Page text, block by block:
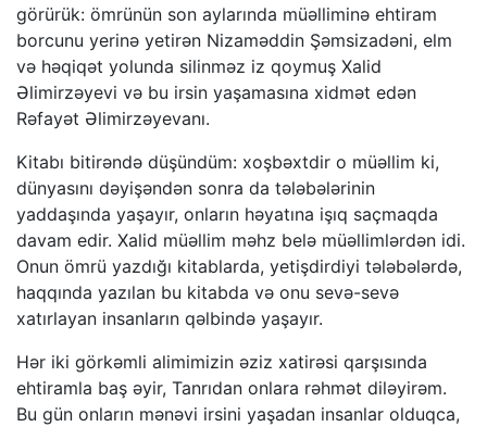
görürük: ömrünün son aylarında müəlliminə ehtiram
borcunu yerinə yetirən Nizaməddin Şəmsizadəni, elm
və həqiqət yolunda silinməz iz qoymuş Xalid
Əlimirzəyevi və bu irsin yaşamasına xidmət edən
Rəfayət Əlimirzəyevanı.
Kitabı bitirəndə düşündüm: xoşbəxtdir o müəllim ki,
dünyasını dəyişəndən sonra da tələbələrinin
yaddaşında yaşayır, onların həyatına işıq saçmaqda
davam edir. Xalid müəllim məhz belə müəllimlərdən idi.
Onun ömrü yazdığı kitablarda, yetişdirdiyi tələbələrdə,
haqqında yazılan bu kitabda və onu sevə-sevə
xatırlayan insanların qəlbində yaşayır.
Hər iki görkəmli alimimizin əziz xatirəsi qarşısında
ehtiramla baş əyir, Tanrıdan onlara rəhmət diləyirəm.
Bu gün onların mənəvi irsini yaşadan insanlar olduqca,